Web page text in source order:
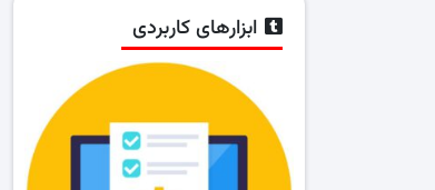
ابزارهای کاربردی